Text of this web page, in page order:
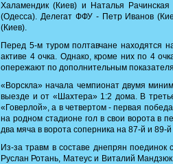
Халамендик (Киев) и Наталья
(Одесса). Делегат ФФУ - Петр Иванов
(Киев).
Перед 5-м туром полтавчане находятся
активе 4 очка. Однако, кроме них по 4
опережают по дополнительным
«Ворскла» начала чемпионат двумя
выезде и от «Шахтера» 1:2 дома. В
«Говерлой», а в четвертом - первая
на родном стадионе гол в свои ворота в
два мяча в ворота соперника на 87-й и 89-
Из-за травм в составе днепрян поединок
Руслан Ротань, Матеус и Виталий